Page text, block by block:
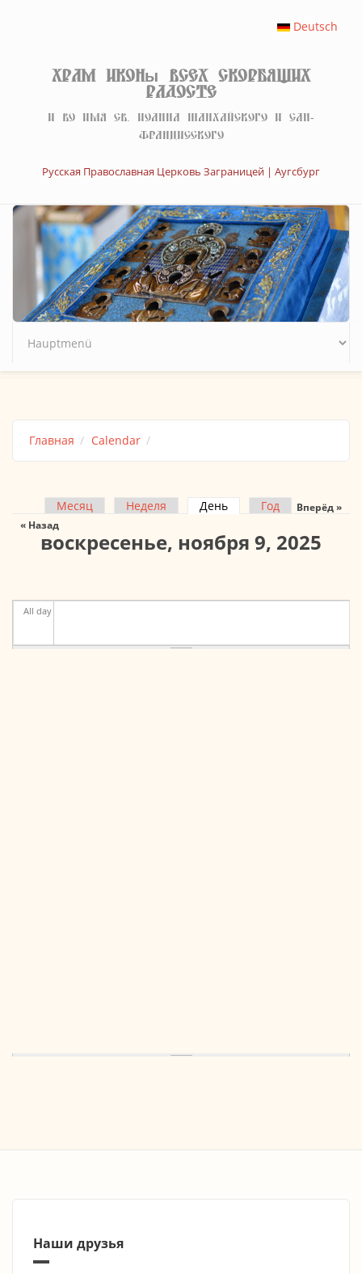
Deutsch
Храм иконы Всех скорбящих
Радосте
И во имя св. Иоанна Шанхайского и Сан-
Францисского
Русская Православная Церковь Заграницей | Аугсбург
Главная Calendar
Главные вкладки
Месяц Неделя День (активная вкладка)
Год
воскресенье, ноября 9, 2025
« Назад
Вперёд »
All day
Наши друзья